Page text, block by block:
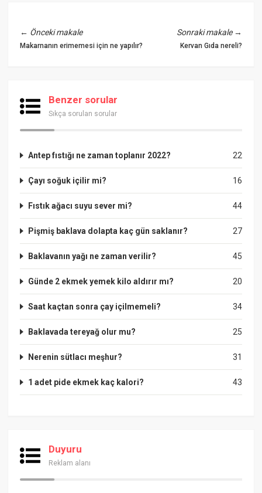
← Önceki makale
Makarnanın erimemesi için ne yapılır?
Sonraki makale→
Kervan Gıda nereli?
Benzer sorular
Sıkça sorulan sorular
22
Antep fıstığı ne zaman toplanır 2022?
16
Çayı soğuk içilir mi?
44
Fıstık ağacı suyu sever mi?
27
Pişmiş baklava dolapta kaç gün saklanır?
45
Baklavanın yağı ne zaman verilir?
20
Günde 2 ekmek yemek kilo aldırır mı?
34
Saat kaçtan sonra çay içilmemeli?
25
Baklavada tereyağ olur mu?
31
Nerenin sütlacı meşhur?
43
1 adet pide ekmek kaç kalori?
Duyuru
Reklam alanı